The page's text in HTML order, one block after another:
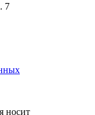
7
носит